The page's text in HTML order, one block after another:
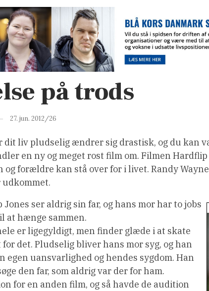
på trods
27. jun. 2012/26
dit liv pludselig ændrer sig drastisk, og du kan
en ny og meget rost film om. Filmen
og forældre kan stå over for i livet. Randy
udkommet.
Jones ser aldrig sin far, og hans mor har to jobs
at hænge sammen.
er ligegyldigt, men finder glæde i at skate
det. Pludselig bliver hans mor syg, og han
egen uansvarlighed og hendes sygdom. Han
den far, som aldrig var der for ham.
for en anden film, og så havde de audition